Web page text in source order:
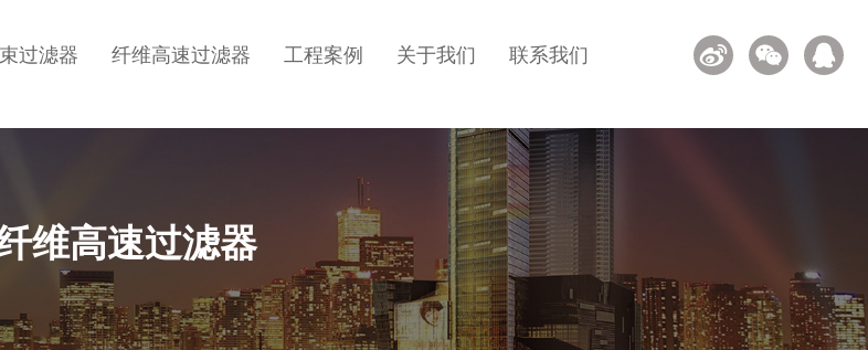
联系我们
关于我们
工程案例
纤维高速过滤器
过滤器
维高速过滤器